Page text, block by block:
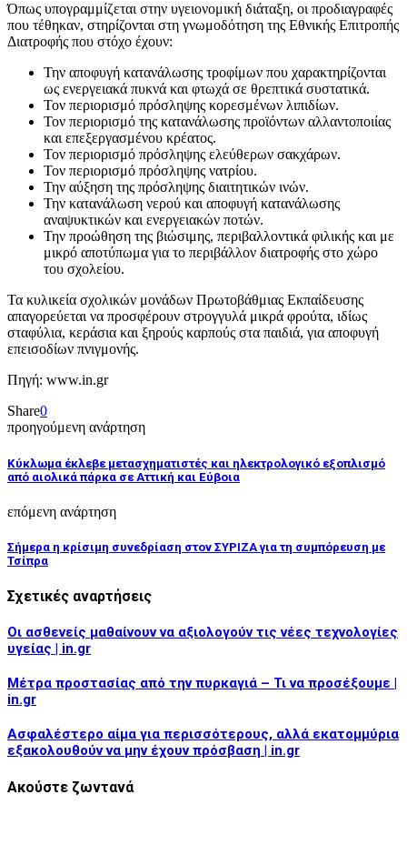
Όπως υπογραμμίζεται στην υγειονομική διάταξη, οι προδιαγραφές
που τέθηκαν, στηρίζονται στη γνωμοδότηση της Εθνικής Επιτροπής
Διατροφής που στόχο έχουν:
Την αποφυγή κατανάλωσης τροφίμων που χαρακτηρίζονται
ως ενεργειακά πυκνά και φτωχά σε θρεπτικά συστατικά.
Τον περιορισμό πρόσληψης κορεσμένων λιπιδίων.
Τον περιορισμό της κατανάλωσης προϊόντων αλλαντοποιίας
και επεξεργασμένου κρέατος.
Τον περιορισμό πρόσληψης ελεύθερων σακχάρων.
Τον περιορισμό πρόσληψης νατρίου.
Την αύξηση της πρόσληψης διαιτητικών ινών.
Την κατανάλωση νερού και αποφυγή κατανάλωσης
αναψυκτικών και ενεργειακών ποτών.
Την προώθηση της βιώσιμης, περιβαλλοντικά φιλικής και με
μικρό αποτύπωμα για το περιβάλλον διατροφής στο χώρο
του σχολείου.
Τα κυλικεία σχολικών μονάδων Πρωτοβάθμιας Εκπαίδευσης
απαγορεύεται να προσφέρουν στρογγυλά μικρά φρούτα, ιδίως
σταφύλια, κεράσια και ξηρούς καρπούς στα παιδιά, για αποφυγή
επεισοδίων πνιγμονής.
Πηγή: www.in.gr
Share0
προηγούμενη ανάρτηση
Κύκλωμα έκλεβε μετασχηματιστές και ηλεκτρολογικό εξοπλισμό
από αιολικά πάρκα σε Αττική και Εύβοια
επόμενη ανάρτηση
Σήμερα η κρίσιμη συνεδρίαση στον ΣΥΡΙΖΑ για τη συμπόρευση με
Τσίπρα
Σχετικές αναρτήσεις
Οι ασθενείς μαθαίνουν να αξιολογούν τις νέες τεχνολογίες
υγείας | in.gr
Μέτρα προστασίας από την πυρκαγιά – Τι να προσέξουμε |
in.gr
Ασφαλέστερο αίμα για περισσότερους, αλλά εκατομμύρια
εξακολουθούν να μην έχουν πρόσβαση | in.gr
Ακούστε ζωντανά